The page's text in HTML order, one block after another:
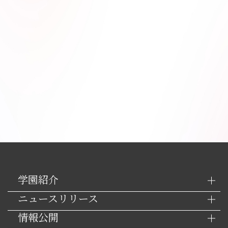
学園紹介
ニュースリリース
情報公開